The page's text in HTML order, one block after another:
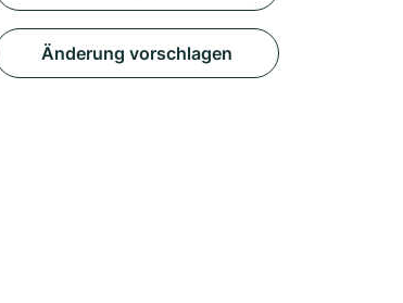
Änderung vorschlagen